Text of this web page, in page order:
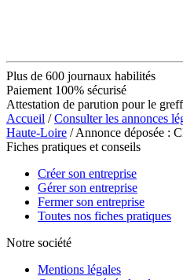
Plus de 600 journaux habilités
Paiement 100% sécurisé
Attestation de parution pour le
Accueil /Consulter les annonces
Haute-Loire / Annonce déposée :
Fiches pratiques et conseils
Créer son entreprise
Gérer son entreprise
Fermer son entreprise
Toutes nos fiches pratiques
Notre société
Mentions légales